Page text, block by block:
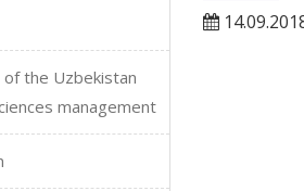
the Uzbekistan
management